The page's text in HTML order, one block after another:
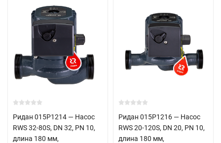
Ридан 015P1214 — Насос
RWS 32-80S, DN 32, PN 10,
длина 180 мм,
Ридан 015P1216 — Насос
RWS 20-120S, DN 20, PN 10,
длина 180 мм,